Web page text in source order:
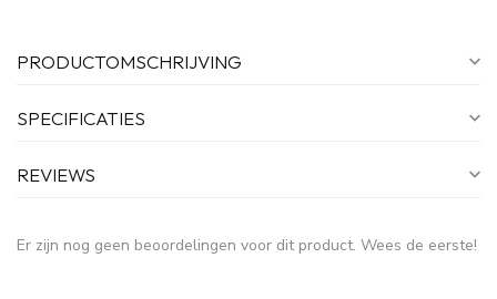
PRODUCTOMSCHRIJVING
SPECIFICATIES
REVIEWS
Er zijn nog geen beoordelingen voor dit product. Wees de eerste!